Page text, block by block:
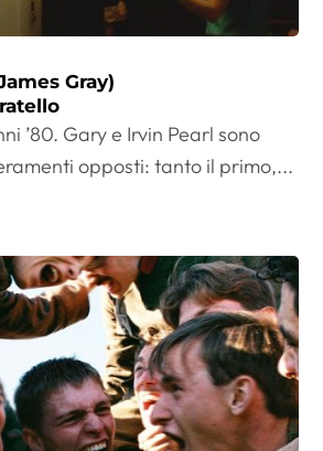
Gray)
’80. Gary e Irvin Pearl sono
opposti: tanto il primo,...